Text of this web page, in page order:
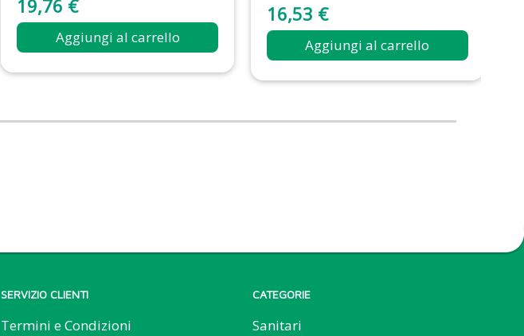
19,76 €
Aggiungi al carrello
16,53 €
Aggiungi al carrello
SERVIZIO CLIENTI
Termini e Condizioni
CATEGORIE
Sanitari